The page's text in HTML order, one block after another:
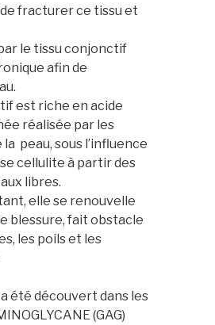
fracturer ce tissu et
le tissu conjonctif
afin de
est riche en acide
réalisée par les
peau, sous l’influence
cellulite à partir des
libres.
elle se renouvelle
blessure, fait obstacle
les poils et les
été découvert dans les
(GAG)